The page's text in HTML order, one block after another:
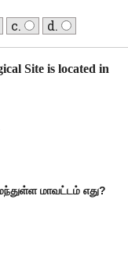
c. d.
Site is located in
மாவட்டம் எது?